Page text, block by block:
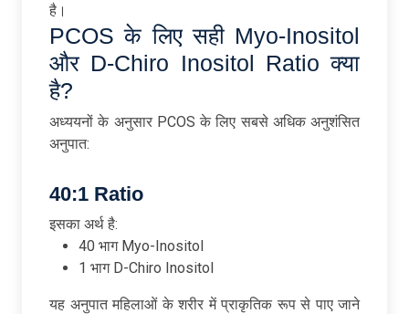
है।
PCOS के लिए सही Myo-Inositol
और D-Chiro Inositol Ratio क्या
है?
अध्ययनों के अनुसार PCOS के लिए सबसे अधिक अनुशंसित
अनुपात:
40:1 Ratio
इसका अर्थ है:
40 भाग Myo-Inositol
1 भाग D-Chiro Inositol
यह अनुपात महिलाओं के शरीर में प्राकृतिक रूप से पाए जाने